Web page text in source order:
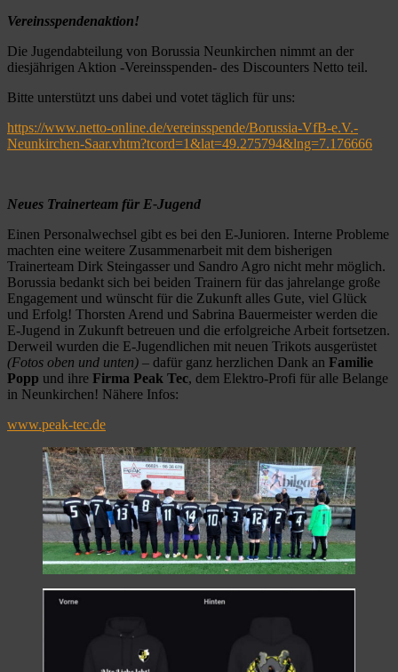
Vereinsspendenaktion!
Die Jugendabteilung von Borussia Neunkirchen nimmt an der
diesjährigen Aktion -Vereinsspenden- des Discounters Netto teil.
Bitte unterstützt uns dabei und votet täglich für uns:
https://www.netto-online.de/vereinsspende/Borussia-VfB-e.V.-
Neunkirchen-Saar.vhtm?tcord=1&lat=49.275794&lng=7.176666
Neues Trainerteam für E-Jugend
Einen Personalwechsel gibt es bei den E-Junioren. Interne Probleme
machten eine weitere Zusammenarbeit mit dem bisherigen
Trainerteam Dirk Steingasser und Sandro Agro nicht mehr möglich.
Borussia bedankt sich bei beiden Trainern für das jahrelange große
Engagement und wünscht für die Zukunft alles Gute, viel Glück
und Erfolg! Thorsten Arend und Sabrina Bauermeister werden die
E-Jugend in Zukunft betreuen und die erfolgreiche Arbeit fortsetzen.
Derweil wurden die E-Jugendlichen mit neuen Trikots ausgerüstet
(Fotos oben und unten) – dafür ganz herzlichen Dank an Familie
Popp und ihre Firma Peak Tec, dem Elektro-Profi für alle Belange
in Neunkirchen! Nähere Infos:
www.peak-tec.de